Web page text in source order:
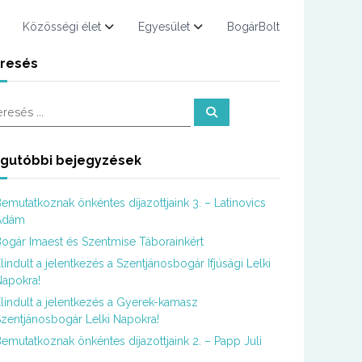
Közösségi élet Egyesület BogárBolt
K
bejegyzések
önkéntes díjazottjaink 3. – Latinovics
Imaest és Szentmise Táborainkért
a jelentkezés a Szentjánosbogár Ifjúsági Lelki
a jelentkezés a Gyerek-kamasz
Lelki Napokra!
önkéntes díjazottjaink 2. – Papp Juli